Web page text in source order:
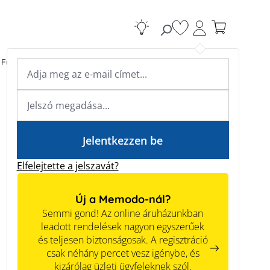
Szakértői tudás
Van 0
Elfelejtette a jelszavát?
Jelentkezzen be
Új a Memodo-nál?
Semmi gond! Az online áruházunkban
leadott rendelések nagyon egyszerűek
és teljesen biztonságosak. A regisztráció
csak néhány percet vesz igénybe, és
kizárólag üzleti ügyfeleknek szól.
Fűtési rendszerek Kiegészítők